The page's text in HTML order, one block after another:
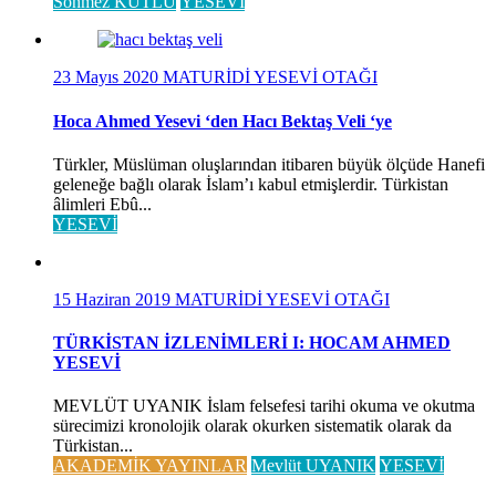
23 Mayıs 2020 MATURİDİ YESEVİ OTAĞI
Hoca Ahmed Yesevi ‘den Hacı Bektaş Veli ‘ye
Türkler, Müslüman oluşlarından itibaren büyük ölçüde Hanefi
geleneğe bağlı olarak İslam’ı kabul etmişlerdir. Türkistan
âlimleri Ebû...
YESEVİ
15 Haziran 2019 MATURİDİ YESEVİ OTAĞI
TÜRKİSTAN İZLENİMLERİ I: HOCAM AHMED
YESEVİ
MEVLÜT UYANIK İslam felsefesi tarihi okuma ve okutma
sürecimizi kronolojik olarak okurken sistematik olarak da
Türkistan...
AKADEMİK YAYINLAR Mevlüt UYANIK YESEVİ